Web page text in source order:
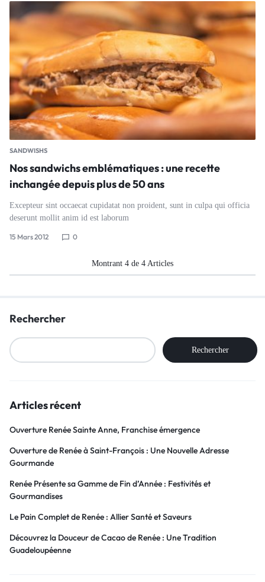
SANDWISHS
Nos sandwichs emblématiques : une recette
inchangée depuis plus de 50 ans
Excepteur sint occaecat cupidatat non proident, sunt in culpa qui officia
deserunt mollit anim id est laborum
15 Mars 2012 0
Montrant 4 de 4 Articles
Rechercher
Rechercher
Articles récent
Ouverture Renée Sainte Anne, Franchise émergence
Ouverture de Renée à Saint-François : Une Nouvelle Adresse
Gourmande
Renée Présente sa Gamme de Fin d’Année : Festivités et
Gourmandises
Le Pain Complet de Renée : Allier Santé et Saveurs
Découvrez la Douceur de Cacao de Renée : Une Tradition
Guadeloupéenne